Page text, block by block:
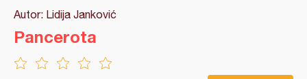
Autor: Lidija Janković
Pancerota